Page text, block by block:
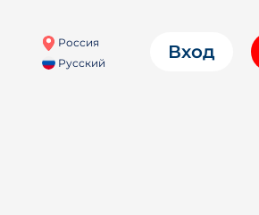
Россия
Русский
Вход